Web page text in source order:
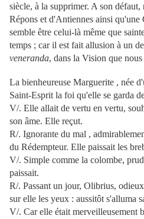
siècle, à la supprimer. A son
Répons et d'Antiennes ainsi
semble être celui-là même que
temps ; car il est fait allusion à un
veneranda, dans la Vision que
La bienheureuse Marguerite , née
Saint-Esprit la foi qu'elle se garda
V/. Elle allait de vertu en vertu,
son âme. Elle reçut.
R/. Ignorante du mal ,
du Rédempteur. Elle paissait les
V/. Simple comme la colombe,
paissait.
R/. Passant un jour, Olibrius,
sur elle les yeux : aussitôt s'alluma
V/. Car elle était merveilleusement